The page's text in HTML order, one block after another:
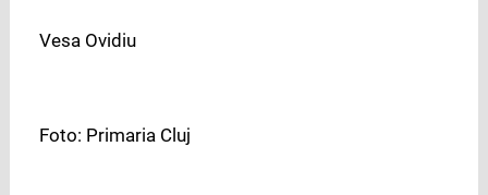
Vesa Ovidiu
Foto: Primaria Cluj